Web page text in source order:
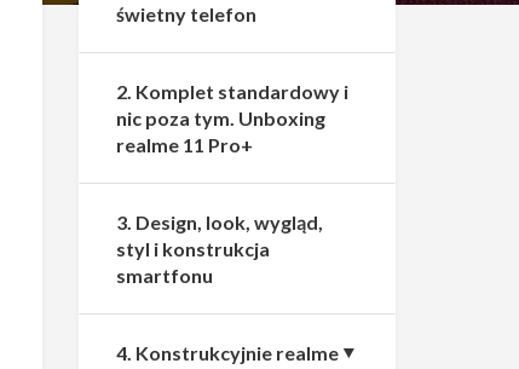
świetny telefon
2. Komplet standardowy i
nic poza tym. Unboxing
realme 11 Pro+
3. Design, look, wygląd,
styl i konstrukcja
smartfonu
4. Konstrukcyjnie realme